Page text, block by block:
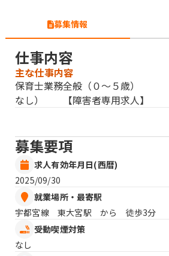
募集情報
仕事内容
主な仕事内容
保育士業務全般（０〜５歳）
なし） 【障害者専用求人】
募集要項
求人有効年月日(西暦)
2025/09/30
就業場所・最寄駅
宇都宮線 東大宮駅 から 徒歩3分
受動喫煙対策
なし